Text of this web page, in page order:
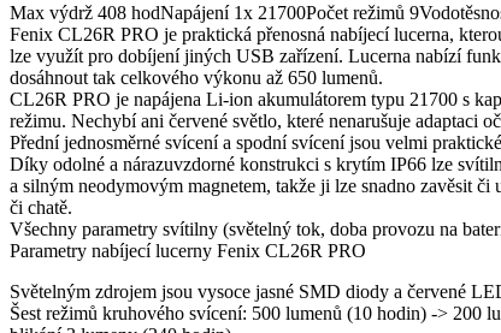
Max výdrž 408 hodNapájení 1x 21700Počet režimů
Fenix CL26R PRO je praktická přenosná nabíjecí lucerna,
lze využít pro dobíjení jiných USB zařízení. Lucerna nabízí
dosáhnout tak celkového výkonu až 650 lumenů.
CL26R PRO je napájena Li-ion akumulátorem typu 21700 s
režimu. Nechybí ani červené světlo, které nenarušuje adaptaci
Přední jednosměrné svícení a spodní svícení jsou velmi
Díky odolné a nárazuvzdorné konstrukci s krytím IP66 lze
a silným neodymovým magnetem, takže ji lze snadno zavěsit
či chatě.
Všechny parametry svítilny (světelný tok, doba provozu na
Parametry nabíjecí lucerny Fenix CL26R PRO
Světelným zdrojem jsou vysoce jasné SMD diody a červené
Šest režimů kruhového svícení: 500 lumenů (10 hodin) -> 200